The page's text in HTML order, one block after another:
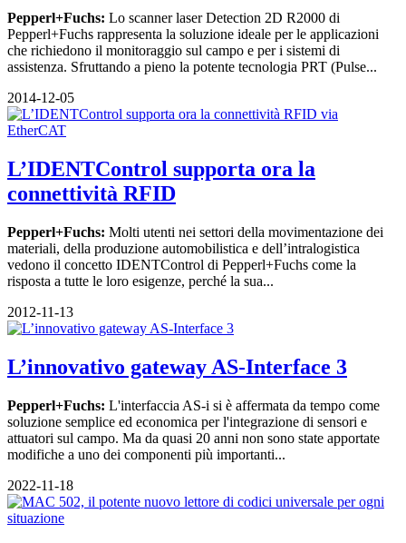
Pepperl+Fuchs: Lo scanner laser Detection 2D R2000 di
Pepperl+Fuchs rappresenta la soluzione ideale per le applicazioni
che richiedono il monitoraggio sul campo e per i sistemi di
assistenza. Sfruttando a pieno la potente tecnologia PRT (Pulse...
2014-12-05
L’IDENTControl supporta ora la
connettività RFID
Pepperl+Fuchs: Molti utenti nei settori della movimentazione dei
materiali, della produzione automobilistica e dell’intralogistica
vedono il concetto IDENTControl di Pepperl+Fuchs come la
risposta a tutte le loro esigenze, perché la sua...
2012-11-13
L’innovativo gateway AS-Interface 3
Pepperl+Fuchs: L'interfaccia AS-i si è affermata da tempo come
soluzione semplice ed economica per l'integrazione di sensori e
attuatori sul campo. Ma da quasi 20 anni non sono state apportate
modifiche a uno dei componenti più importanti...
2022-11-18